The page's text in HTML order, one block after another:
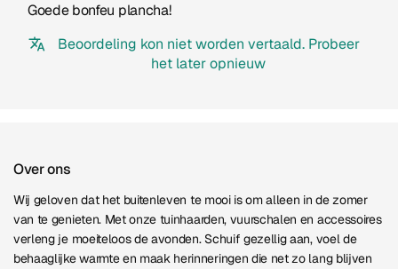
Goede bonfeu plancha!
Beoordeling kon niet worden vertaald. Probeer
het later opnieuw
Over ons
Wij geloven dat het buitenleven te mooi is om alleen in de zomer
van te genieten. Met onze tuinhaarden, vuurschalen en accessoires
verleng je moeiteloos de avonden. Schuif gezellig aan, voel de
behaaglijke warmte en maak herinneringen die net zo lang blijven